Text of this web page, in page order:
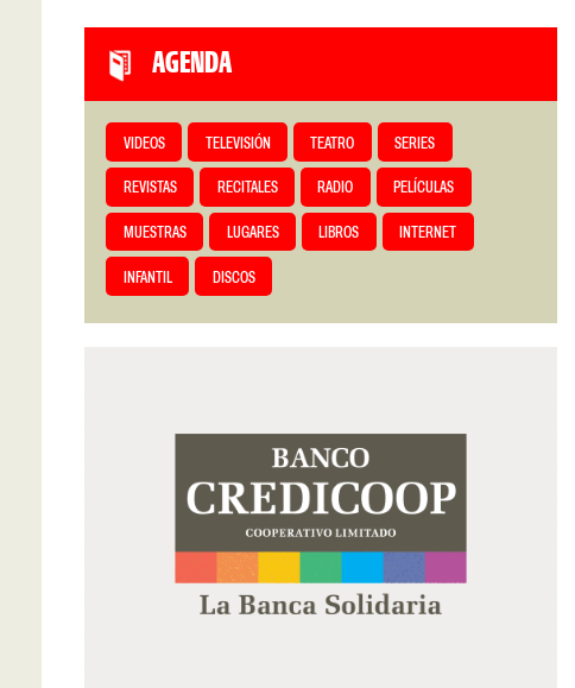
AGENDA
VIDEOS TELEVISIÓN TEATRO SERIES
REVISTAS RECITALES RADIO PELÍCULAS
MUESTRAS LUGARES LIBROS INTERNET
INFANTIL DISCOS